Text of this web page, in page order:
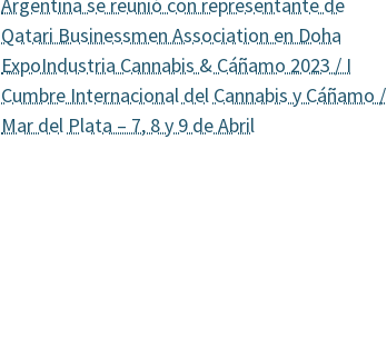
Qatari Businessmen Association en Doha
ExpoIndustria Cannabis & Cáñamo 2023 / I
Cumbre Internacional del Cannabis y Cáñamo /
Mar del Plata – 7, 8 y 9 de Abril